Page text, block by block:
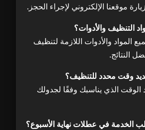
موقعنا الإلكتروني لإجراء الحجز.
المواد والأدوات اللازمة لتنظيف
النتائج.
الوقت الذي يناسبك وفقًا لجدولك